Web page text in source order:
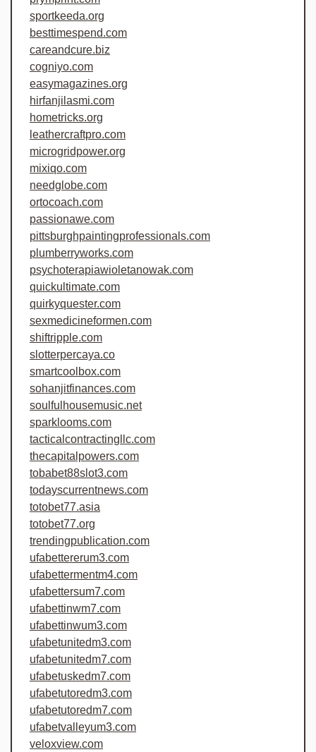
sportkeeda.org
besttimespend.com
careandcure.biz
cogniyo.com
easymagazines.org
hirfanjilasmi.com
hometricks.org
leathercraftpro.com
microgridpower.org
mixiqo.com
needglobe.com
ortocoach.com
passionawe.com
pittsburghpaintingprofessionals.com
plumberryworks.com
psychoterapiawioletanowak.com
quickultimate.com
quirkyquester.com
sexmedicineformen.com
shiftripple.com
slotterpercaya.co
smartcoolbox.com
sohanjitfinances.com
soulfulhousemusic.net
sparklooms.com
tacticalcontractingllc.com
thecapitalpowers.com
tobabet88slot3.com
todayscurrentnews.com
totobet77.asia
totobet77.org
trendingpublication.com
ufabettererum3.com
ufabettermentm4.com
ufabettersum7.com
ufabettinwm7.com
ufabettinwum3.com
ufabetunitedm3.com
ufabetunitedm7.com
ufabetuskedm7.com
ufabetutoredm3.com
ufabetutoredm7.com
ufabetvalleyum3.com
veloxview.com